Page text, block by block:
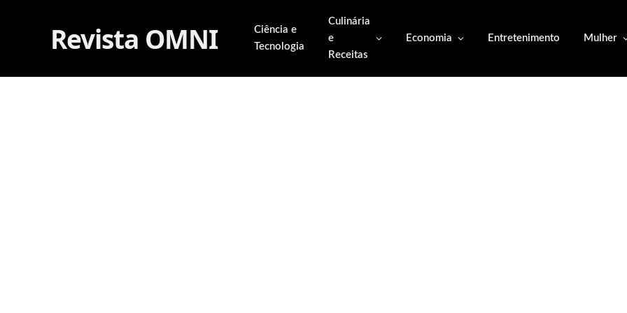
Revista OMNI
Ciência e
Tecnologia
Culinária
e
Receitas
Economia Entretenimento Mulher